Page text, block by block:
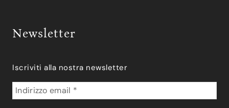
Newsletter
Iscriviti alla nostra newsletter